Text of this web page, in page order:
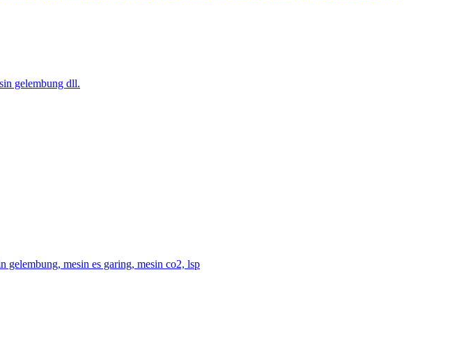
gelembung dll.
gelembung, mesin es garing, mesin co2, lsp